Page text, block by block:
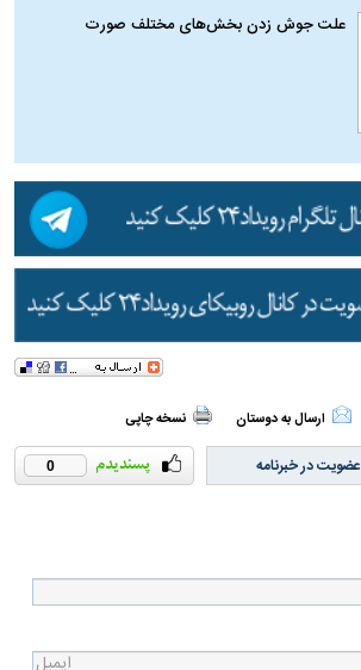
علت جوش زدن بخش‌های مختلف صورت
ارسال به دوستان نسخه چاپی
0 عضویت در خبرنامه